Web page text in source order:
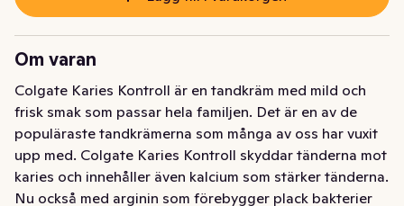
Om varan
Colgate Karies Kontroll är en tandkräm med mild och
frisk smak som passar hela familjen. Det är en av de
populäraste tandkrämerna som många av oss har vuxit
upp med. Colgate Karies Kontroll skyddar tänderna mot
karies och innehåller även kalcium som stärker tänderna.
Nu också med arginin som förebygger plack bakterier